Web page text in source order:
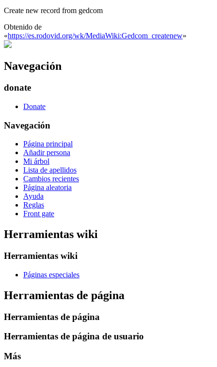
Create new record from gedcom
Obtenido de
«https://es.rodovid.org/wk/MediaWiki:Gedcom_createnew»
Navegación
donate
Donate
Navegación
Página principal
Añadir persona
Mi árbol
Lista de apellidos
Cambios recientes
Página aleatoria
Ayuda
Reglas
Front gate
Herramientas wiki
Herramientas wiki
Páginas especiales
Herramientas de página
Herramientas de página
Herramientas de página de usuario
Más